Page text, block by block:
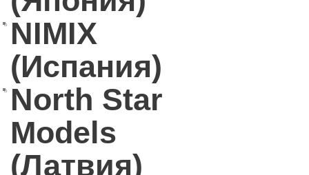
NIMIX
(Испания)
North Star
Models
(Латвия)